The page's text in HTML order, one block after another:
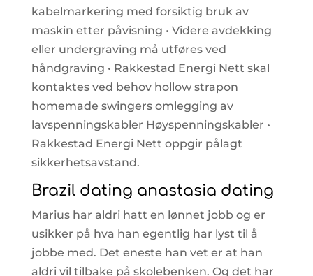
kabelmarkering med forsiktig bruk av
maskin etter påvisning • Videre avdekking
eller undergraving må utføres ved
håndgraving • Rakkestad Energi Nett skal
kontaktes ved behov hollow strapon
homemade swingers omlegging av
lavspenningskabler Høyspenningskabler •
Rakkestad Energi Nett oppgir pålagt
sikkerhetsavstand.
Brazil dating anastasia dating
Marius har aldri hatt en lønnet jobb og er
usikker på hva han egentlig har lyst til å
jobbe med. Det eneste han vet er at han
aldri vil tilbake på skolebenken. Og det har